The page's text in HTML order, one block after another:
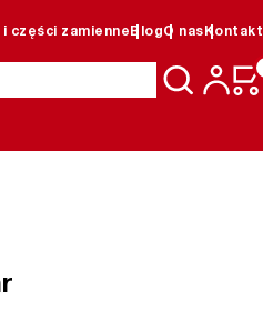
części zamienne BlogO nas Kontakt